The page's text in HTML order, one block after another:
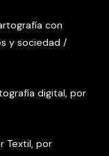
con
y sociedad /
digital, por
Textil, por